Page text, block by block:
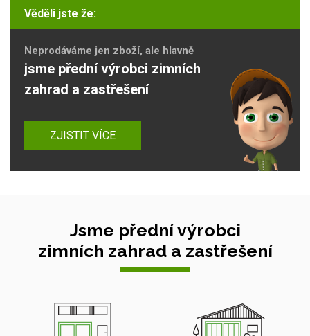
Věděli jste že:
Neprodáváme jen zboží, ale hlavně
jsme přední výrobci zimních
zahrad a zastřešení
ZJISTIT VÍCE
Jsme přední výrobci
zimních zahrad a zastřešení